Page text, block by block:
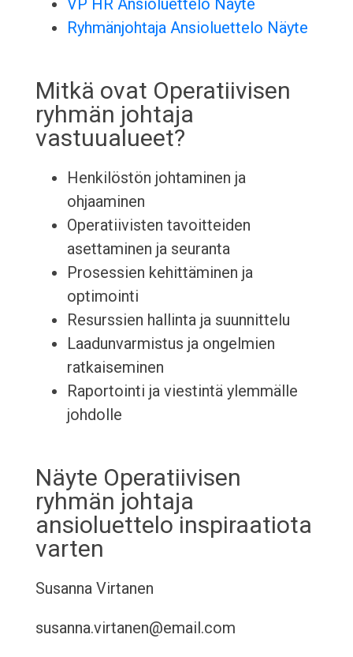
VP HR Ansioluettelo Näyte
Ryhmänjohtaja Ansioluettelo Näyte
Mitkä ovat Operatiivisen
ryhmän johtaja
vastuualueet?
Henkilöstön johtaminen ja
ohjaaminen
Operatiivisten tavoitteiden
asettaminen ja seuranta
Prosessien kehittäminen ja
optimointi
Resurssien hallinta ja suunnittelu
Laadunvarmistus ja ongelmien
ratkaiseminen
Raportointi ja viestintä ylemmälle
johdolle
Näyte Operatiivisen
ryhmän johtaja
ansioluettelo inspiraatiota
varten
Susanna Virtanen
susanna.virtanen@email.com